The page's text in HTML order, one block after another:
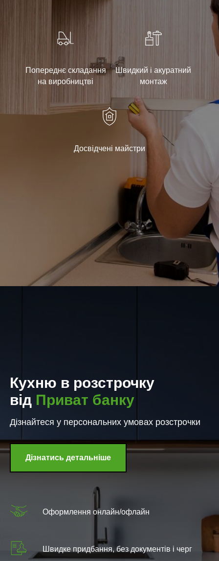
Попереднє складання
на виробництві
Швидкий і акуратний
монтаж
Досвідчені майстри
Кухню в розстрочку
від Приват банку
Дізнайтеся у персональних умовах розстрочки
Дізнатись детальніше
Оформлення онлайн/офлайн
Швидке придбання, без документів і черг